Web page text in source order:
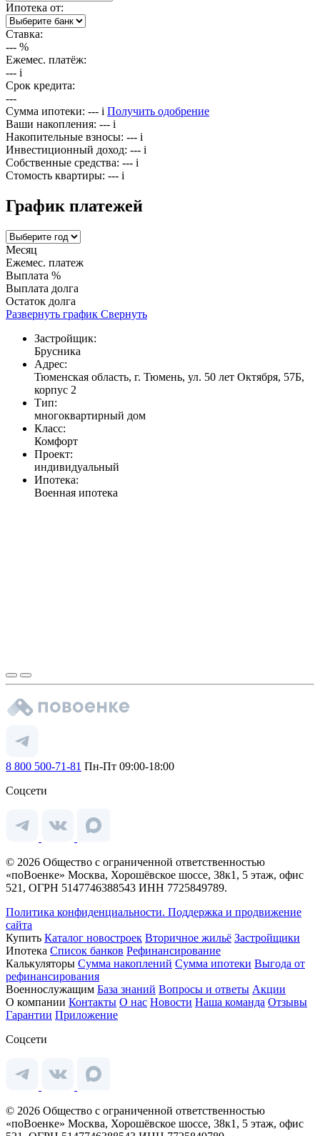
Ипотека от:
Ставка:
--- %
Ежемес. платёж:
--- i
Срок кредита:
---
Сумма ипотеки: --- i Получить одобрение
Ваши накопления: --- i
Накопительные взносы: --- i
Инвестиционный доход: --- i
Собственные средства: --- i
Стомость квартиры: --- i
График платежей
Месяц
Ежемес. платеж
Выплата %
Выплата долга
Остаток долга
Развернуть график Свернуть
Застройщик:
Брусника
Адрес:
Тюменская область, г. Тюмень, ул. 50 лет Октября, 57Б,
корпус 2
Тип:
многоквартирный дом
Класс:
Комфорт
Проект:
индивидуальный
Ипотека:
Военная ипотека
8 800 500-71-81 Пн-Пт 09:00-18:00
Соцсети
© 2026 Общество с ограниченной ответственностью
«поВоенке» Москва, Хорошёвское шоссе, 38к1, 5 этаж, офис
521, ОГРН 5147746388543 ИНН 7725849789.
Политика конфиденциальности. Поддержка и продвижение
сайта
Купить Каталог новостроек Вторичное жильё Застройщики
Ипотека Список банков Рефинансирование
Калькуляторы Сумма накоплений Сумма ипотеки Выгода от
рефинансирования
Военнослужащим База знаний Вопросы и ответы Акции
О компании Контакты О нас Новости Наша команда Отзывы
Гарантии Приложение
Соцсети
© 2026 Общество с ограниченной ответственностью
«поВоенке» Москва, Хорошёвское шоссе, 38к1, 5 этаж, офис